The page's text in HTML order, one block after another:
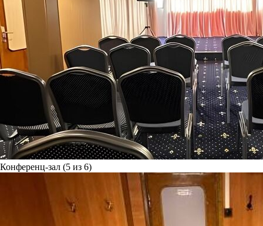
Конференц-зал (5 из 6)